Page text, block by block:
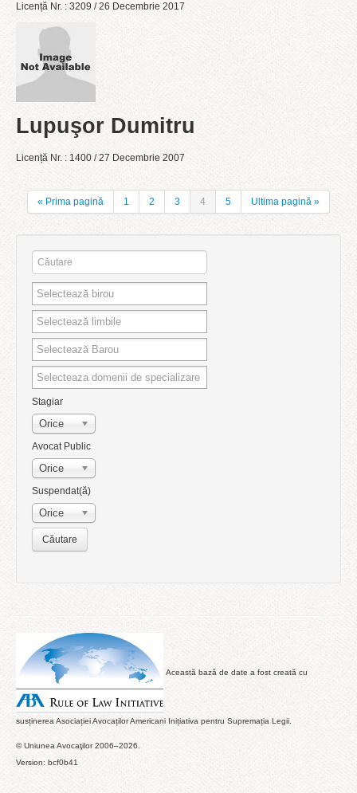
Licență Nr. : 3209 / 26 Decembrie 2017
Lupuşor Dumitru
Licență Nr. : 1400 / 27 Decembrie 2007
« Prima pagină 1 2 3 4 5 Ultima pagină »
Stagiar
Orice
Avocat Public
Orice
Suspendat(ă)
Orice
Această bază de date a fost creată cu
susținerea Asociației Avocaților Americani Inițiativa pentru Supremația Legii.
© Uniunea Avocaţilor 2006–2026.
Version: bcf0b41